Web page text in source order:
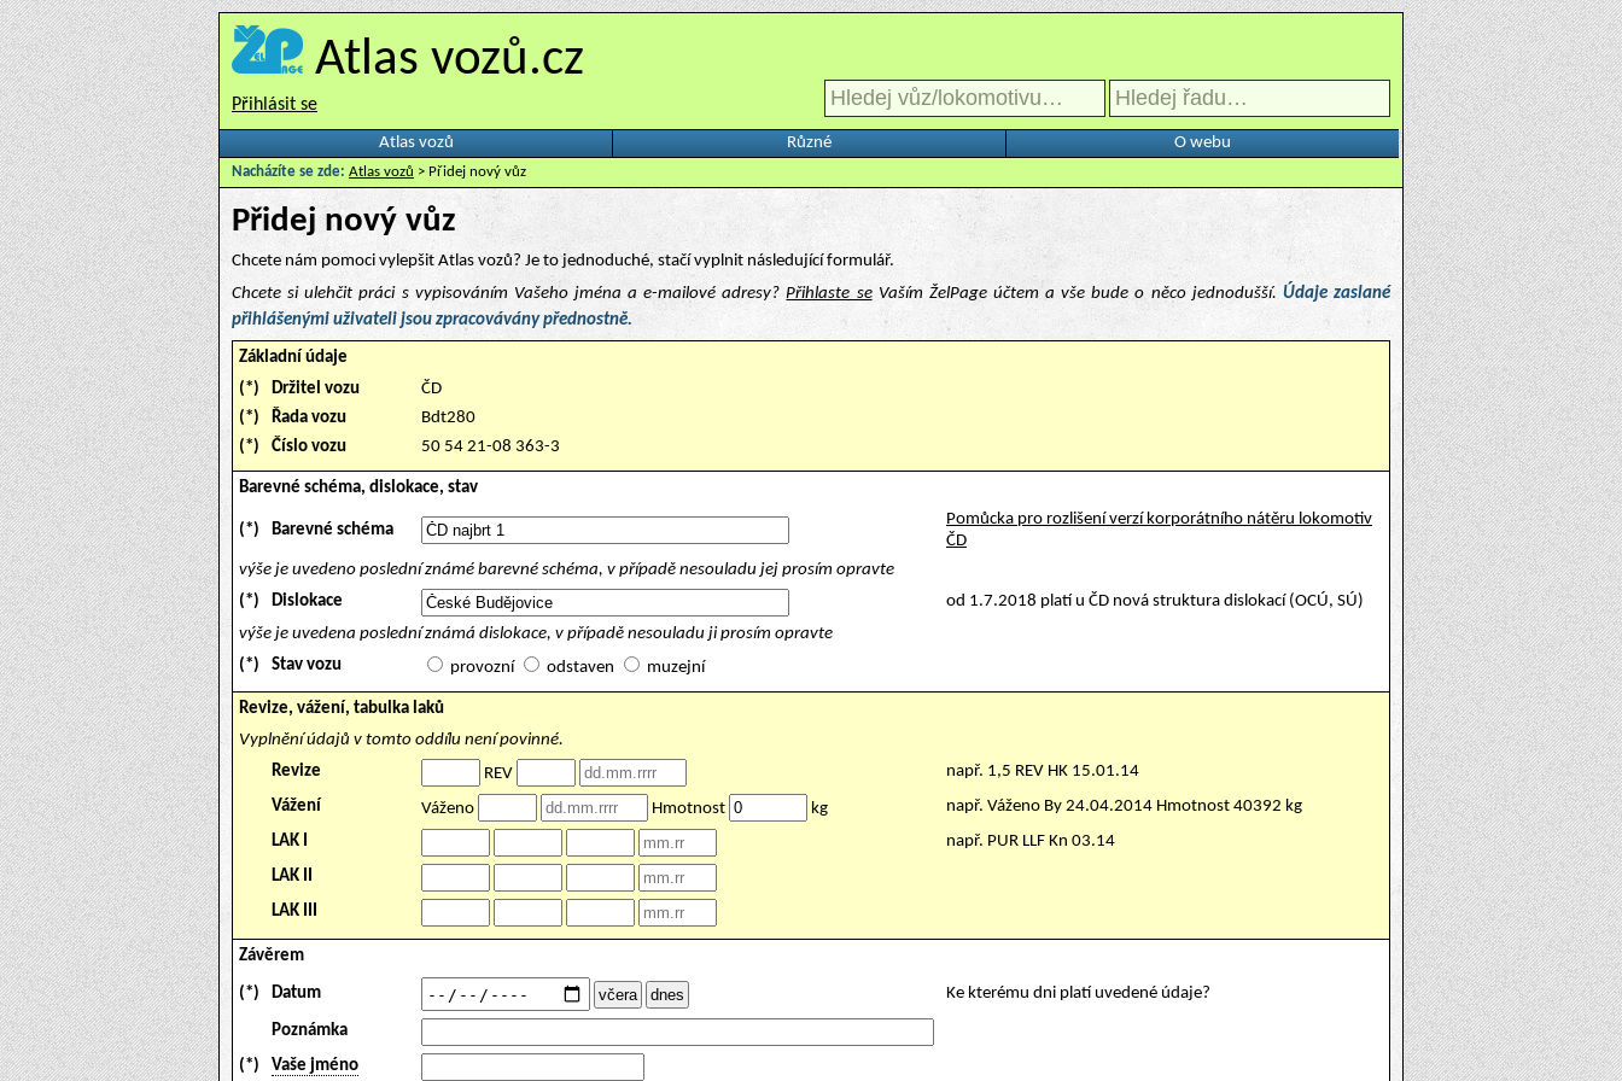
Atlas vozů.cz
Přihlásit se
Atlas vozů Různé O webu
Nacházíte se zde: Atlas vozů > Přidej nový vůz
Přidej nový vůz
Chcete nám pomoci vylepšit Atlas vozů? Je to jednoduché, stačí vyplnit následující formulář.
Chcete si ulehčit práci s vypisováním Vašeho jména a e-mailové adresy?Přihlaste seVaším ŽelPage účtem a vše bude o něco jednodušší. Údaje zaslané
přihlášenými uživateli jsou zpracovávány přednostně.
Základní údaje
(*)
Držitel vozu
ČD
(*)
Řada vozu
Bdt280
(*)
Číslo vozu 50 54 21-08 363-3
Barevné schéma, dislokace, stav
(*) Barevné schéma
Pomůcka pro rozlišení verzí korporátního nátěru lokomotiv
ČD
výše je uvedeno poslední známé barevné schéma, v případě nesouladu jej prosím opravte
(*)
Dislokace
od 1.7.2018 platí u ČD nová struktura dislokací (OCÚ, SÚ)
výše je uvedena poslední známá dislokace, v případě nesouladu ji prosím opravte
(*)
Stav vozu provozní odstaven muzejní
Revize, vážení, tabulka laků
Vyplnění údajů v tomto oddílu není povinné.
Revize
REV
např. 1,5 REV HK 15.01.14
Vážení
Váženo Hmotnost kg
např. Váženo By 24.04.2014 Hmotnost 40392 kg
LAK I
např. PUR LLF Kn 03.14
LAK II
LAK III
Závěrem
(*) Datum Ke kterému dni platí uvedené údaje?
Poznámka
(*)
Vaše jméno